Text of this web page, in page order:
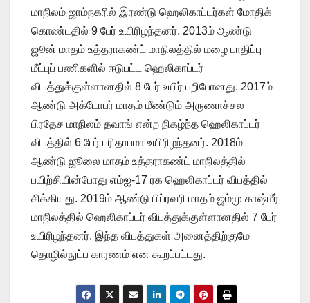
மாநிலம் ஜாம்நகரில் இரண்டு ஹெலிகாப்டர்கள் மோதிக்
கொண்டதில் 9 பேர் உயிரிழந்தனர். 2013ம் ஆண்டு
ஜூன் மாதம் உத்தராகண்ட் மாநிலத்தில் மழை பாதிப்பு
மீட்புப் பணிகளில் ஈடுபட்ட ஹெலிகாப்டர்
விபத்துக்குள்ளானதில் 8 பேர் உயிர் பறிபோனது. 2017ம்
ஆண்டு அக்டோபர் மாதம் மீண்டும் அருணாச்சல
பிரதேச மாநிலம் தவாங் என்ற நிகழ்ந்த ஹெலிகாப்டர்
விபத்தில் 6 பேர் பரிதாபமா உயிரிழந்தனர். 2018ம்
ஆண்டு ஜூலை மாதம் உத்தராகண்ட் மாநிலத்தில்
பயிற்சியின்போது எம்ஐ-17 ரக ஹெலிகாப்டர் விபத்தில்
சிக்கியது. 2019ம் ஆண்டு பிப்ரவரி மாதம் ஜம்மு காஷ்மீர்
மாநிலத்தில் ஹெலிகாப்டர் விபத்துக்குள்ளானதில் 7 பேர்
உயிரிழந்தனர். இந்த விபத்துகள் அனைத்திற்குமே
தொழில்நுட்ப காரணம் என கூறப்பட்டது.